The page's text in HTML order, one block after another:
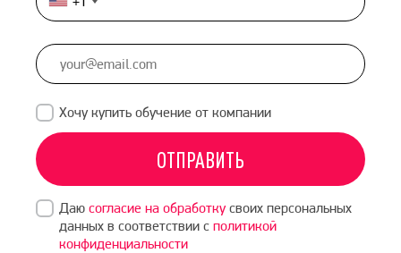
United
States
+1
Хочу купить обучение от компании
ОТПРАВИТЬ
Даю согласие на обработкусвоих персональных
данных в соответствии с политикой
конфиденциальности